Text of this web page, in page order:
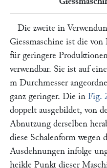
Die zweite in
Giessmaschine ist die von
für geringere
verwendbar. Sie ist auf
m Durchmesser
ganz geringer. Die in Fig.
doppelt ausgebildet, von
Abnutzung derselben
diese Schalenform wegen
Ausdehnungen infolge
heikle Punkt dieser